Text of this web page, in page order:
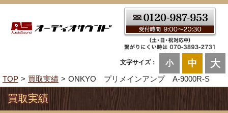
文字サイズ： 小 中 大
TOP 買取実績 ONKYO プリメインアンプ A-9000R-S
買取実績